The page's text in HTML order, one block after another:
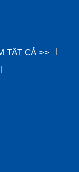
TẤT CẢ >>